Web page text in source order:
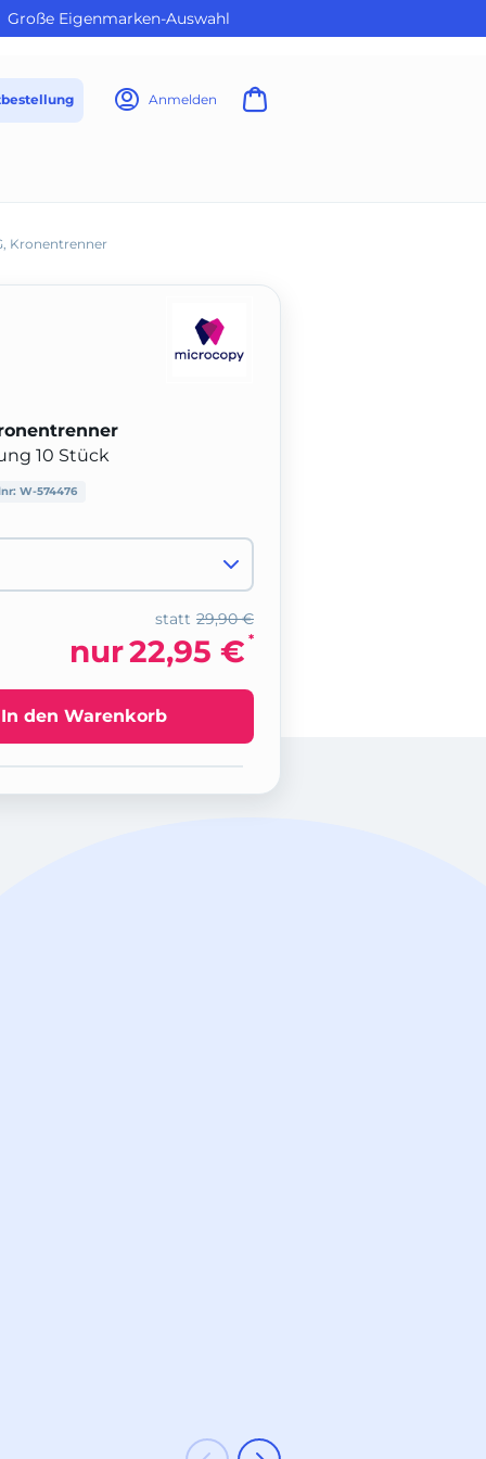
Große Eigenmarken-Auswahl
Anmelden
Kronentrenner
10 Stück
W-574476
29,90 €
statt
nur22,95 € *
In den Warenkorb